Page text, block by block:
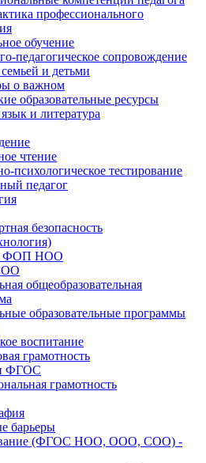
профессионального
обучение
педагогическое сопровождение
и детьми
о важном
образовательные ресурсы
и литература
чтение
психологическое тестирование
педагог
безопасность
ФОП НОО
общеобразовательная
образовательные программы
воспитание
грамотность
ФГОС
грамотность
барьеры
(ФГОС НОО, ООО, СОО) -